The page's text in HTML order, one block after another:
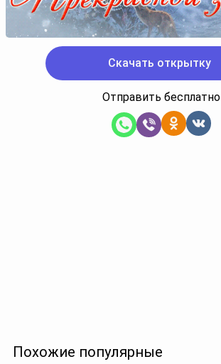
Скачать открытку
Отправить бесплатно
Похожие популярные